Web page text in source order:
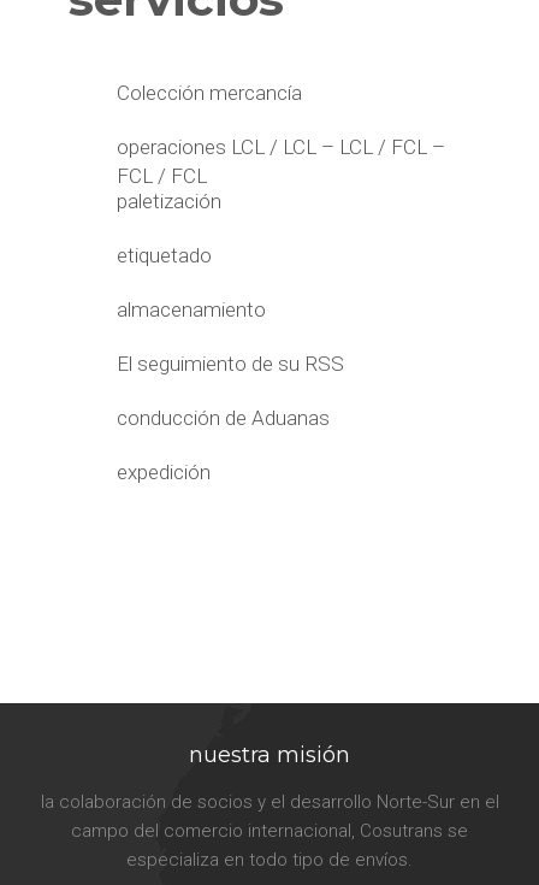
Colección mercancía
operaciones LCL / LCL – LCL / FCL –
FCL / FCL
paletización
etiquetado
almacenamiento
El seguimiento de su RSS
conducción de Aduanas
expedición
nuestra misión
la colaboración de socios y el desarrollo Norte-Sur en el
campo del comercio internacional, Cosutrans se
especializa en todo tipo de envíos.